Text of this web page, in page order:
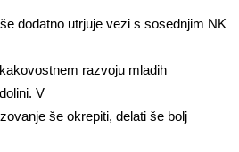
dodatno utrjuje vezi s sosednjim NK
razvoju mladih
V
še okrepiti, delati še bolj